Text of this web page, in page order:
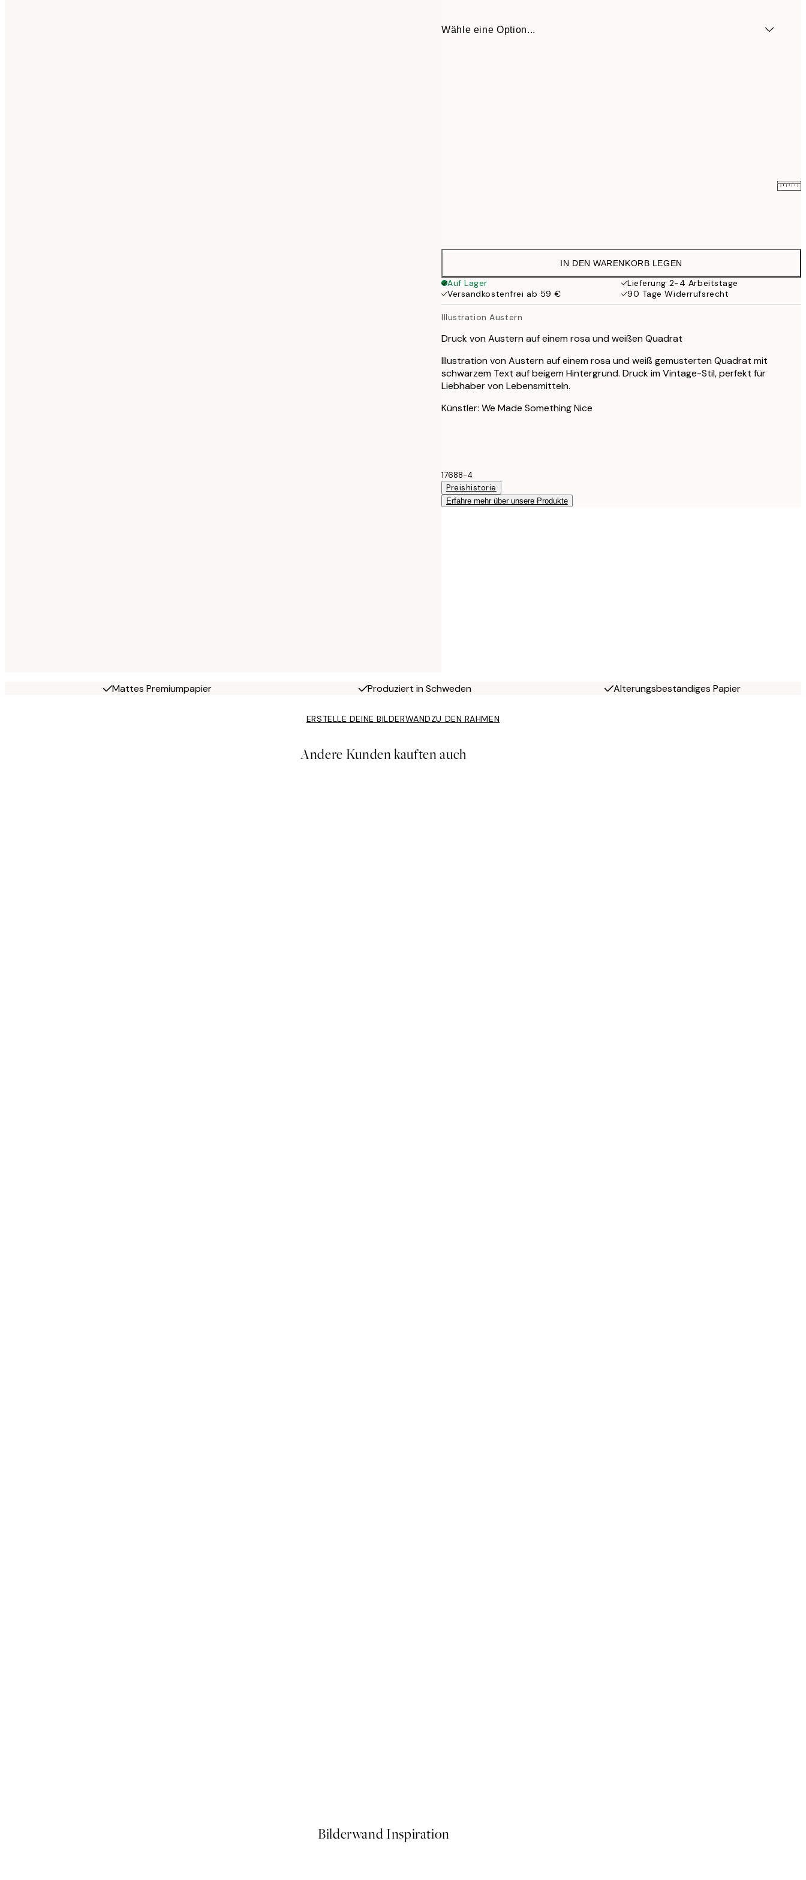
Wähle eine Option...
21,95 €
38 €
IN DEN WARENKORB LEGEN
Auf Lager
Lieferung 2-4 Arbeitstage
Versandkostenfrei ab 59 €
90 Tage Widerrufsrecht
Illustration Austern
Druck von Austern auf einem rosa und weißen Quadrat
Illustration von Austern auf einem rosa und weiß gemusterten Quadrat mit
schwarzem Text auf beigem Hintergrund. Druck im Vintage-Stil, perfekt für
Liebhaber von Lebensmitteln.
Künstler: We Made Something Nice
17688-4
Preishistorie
Erfahre mehr über unsere Produkte
Mattes Premiumpapier Produziert in Schweden Alterungsbeständiges Papier
ERSTELLE DEINE BILDERWANDZU DEN RAHMEN
Andere Kunden kauften auch
Bilderwand Inspiration